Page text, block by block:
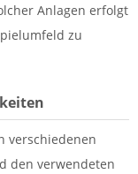
Anlagen erfolgt
zu
verschiedenen
den verwendeten